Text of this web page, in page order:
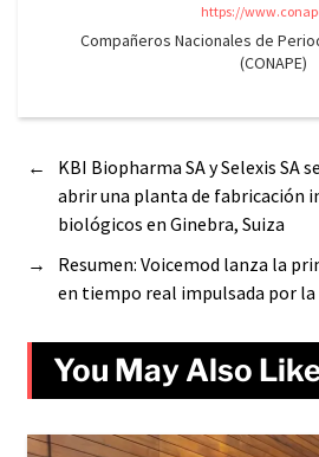
https://
Compañeros Nacionales de
(CONAPE)
←
KBI Biopharma SA y Selexis SA
abrir una planta de fabricación
biológicos en Ginebra, Suiza
→
Resumen: Voicemod lanza la
en tiempo real impulsada por
You May Also